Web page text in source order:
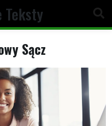
Teksty
Sącz